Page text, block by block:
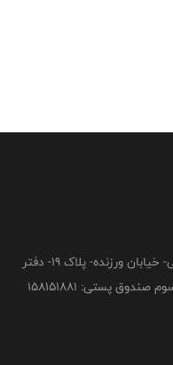
تهران- میدان هفت تیر- خیابان مفتح جنوبی- خیابان ورزنده- پلاک 19- دفتر
پستی: 158151881